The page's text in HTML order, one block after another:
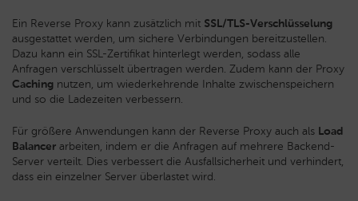
Ein Reverse Proxy kann zusätzlich mit SSL/TLS-Verschlüsselung
ausgestattet werden, um sichere Verbindungen bereitzustellen.
Dazu kann ein SSL-Zertifikat hinterlegt werden, sodass alle
Anfragen verschlüsselt übertragen werden. Zudem kann der Proxy
Caching nutzen, um wiederkehrende Inhalte zwischenspeichern
und so die Ladezeiten verbessern.
Für größere Anwendungen kann der Reverse Proxy auch als Load
Balancer arbeiten, indem er die Anfragen auf mehrere Backend-
Server verteilt. Dies verbessert die Ausfallsicherheit und verhindert,
dass ein einzelner Server überlastet wird.